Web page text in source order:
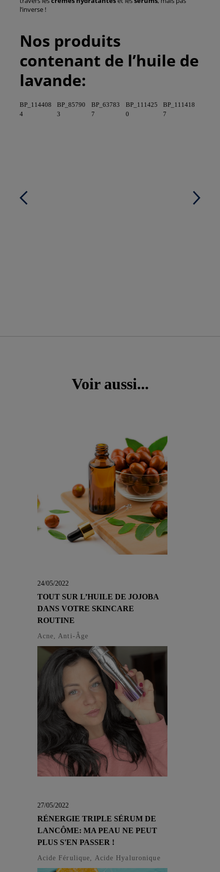
l’inverse !
Nos produits
contenant de l’huile de
lavande:
BP_114408
4
BP_85790
3
BP_63783
7
BP_111425
0
BP_111418
7
Voir aussi...
24/05/2022
TOUT SUR L’HUILE DE JOJOBA
DANS VOTRE SKINCARE
ROUTINE
Acne, Anti-Âge
27/05/2022
RÉNERGIE TRIPLE SÉRUM DE
LANCÔME: MA PEAU NE PEUT
PLUS S'EN PASSER !
Acide Férulique, Acide Hyaluronique